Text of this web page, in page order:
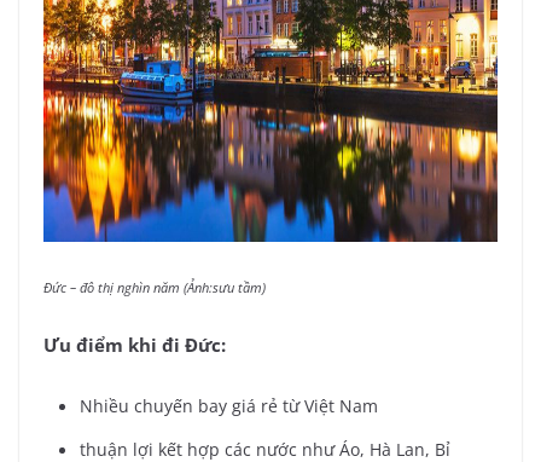
Đức – đô thị nghìn năm (Ảnh:sưu tầm)
Ưu điểm khi đi Đức:
Nhiều chuyến bay giá rẻ từ Việt Nam
thuận lợi kết hợp các nước như Áo, Hà Lan, Bỉ